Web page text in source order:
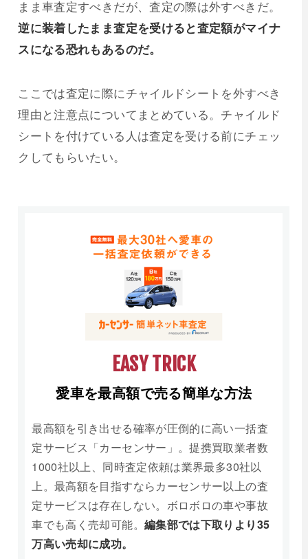
まま車査定すべきだが、査定の際は外すべきだ。
逆に装着したまま査定を受けると査定額がマイナ
スになる恐れもあるのだ。
ここでは査定に際にチャイルドシートを外すべき
理由と注意点についてまとめている。チャイルド
シートを付けている人は査定を受ける前にチェッ
クしてもらいたい。
EASY TRICK
愛車を最高額で売る簡単な方法
最高額を引き出せる確率が圧倒的に高い一括査
定サービス「カーセンサー」。提携買取業者数
1000社以上、同時査定依頼は業界最多30社以
上。最高額を目指すならカーセンサー以上の査
定サービスは存在しない。ボロボロの車や事故
車でも高く売却可能。 編集部では下取りより35
万高い売却に成功。